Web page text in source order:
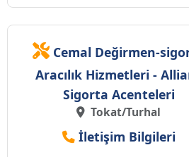
Cemal Değirmen-
Aracılık Hizmetleri -
Sigorta Acenteleri
Tokat/Turhal
İletişim Bilgileri